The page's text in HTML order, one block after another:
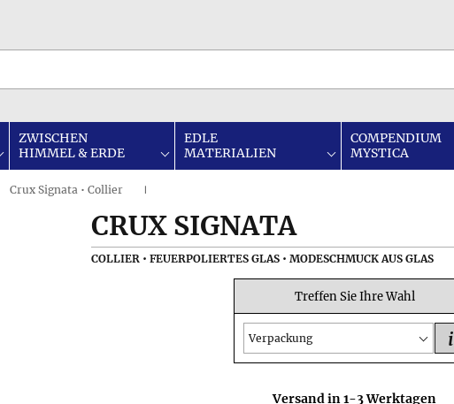
ZWISCHEN
HIMMEL & ERDE
EDLE
MATERIALIEN
COMPENDIUM
MYSTICA
Crux Signata • Collier I
CRUX SIGNATA
COLLIER • FEUERPOLIERTES GLAS • MODESCHMUCK AUS GLAS
Treffen Sie Ihre Wahl
Verpackung i
Versand in1-3Werktagen